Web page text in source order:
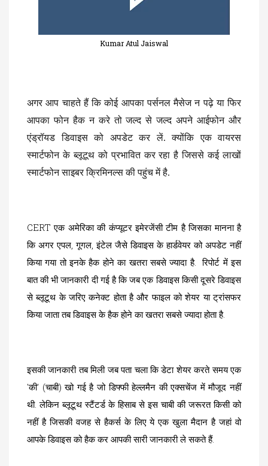
Kumar Atul Jaiswal
अगर आप चाहते हैं कि कोई आपका पर्सनल मैसेज न पढ़े या फिर
आपका फोन हैक न करे तो जल्द से जल्द अपने आईफोन और
एंड्रॉयड डिवाइस को अपडेट कर लें. क्योंकि एक वायरस
स्मार्टफोन के ब्लूटूथ को प्रभावित कर रहा है जिससे कई लाखों
स्मार्टफोन साइबर क्रिमिनल्स की पहुंच में है.
CERT एक अमेरिका की कंप्यूटर इमेरजेंसी टीम है जिसका मानना है
कि अगर एपल, गूगल, इंटेल जैसे डिवाइस के हार्डवेयर को अपडेट नहीं
किया गया तो इनके हैक होने का खतरा सबसे ज्यादा है. रिपोर्ट में इस
बात की भी जानकारी दी गई है कि जब एक डिवाइस किसी दूसरे डिवाइस
से ब्लूटूथ के जरिए कनेक्ट होता है और फाइल को शेयर या ट्रांसफर
किया जाता तब डिवाइस के हैक होने का खतरा सबसे ज्यादा होता है.
इसकी जानकारी तब मिली जब पता चला कि डेटा शेयर करते समय एक
'की' (चाबी) खो गई है जो डिफ्फी हेल्लमैन की एक्सचेंज में मौजूद नहीं
थी. लेकिन ब्लूटूथ स्टैंटर्ड के हिसाब से इस चाबी की जरूरत किसी को
नहीं है जिसकी वजह से हैकर्स के लिए ये एक खुला मैदान है जहां वो
आपके डिवाइस को हैक कर आपकी सारी जानकारी ले सकते हैं.